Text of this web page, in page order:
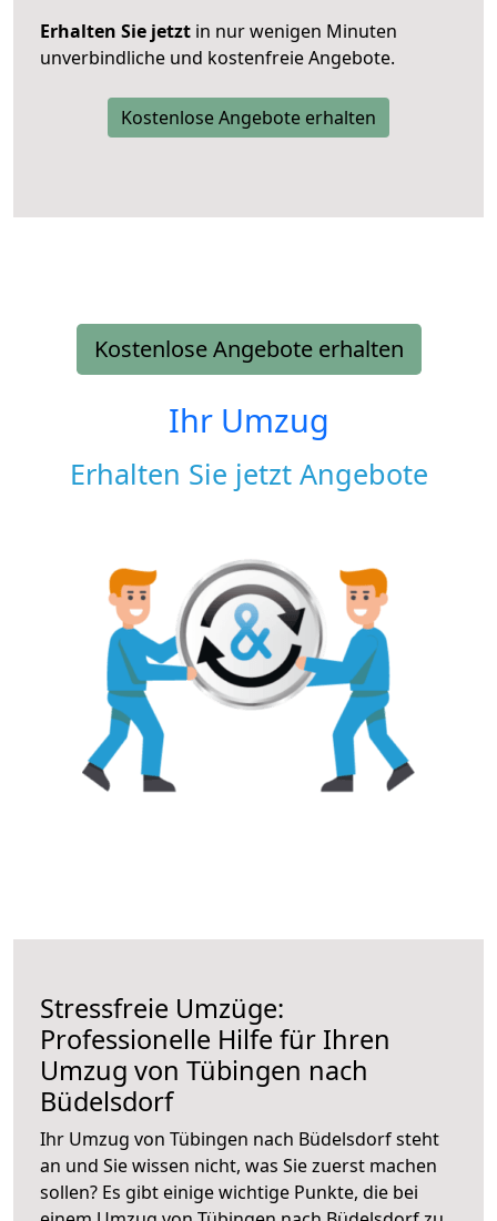
Erhalten Sie jetzt in nur wenigen Minuten
unverbindliche und kostenfreie Angebote.
Kostenlose Angebote erhalten
Kostenlose Angebote erhalten
Ihr Umzug
Erhalten Sie jetzt Angebote
Stressfreie Umzüge:
Professionelle Hilfe für Ihren
Umzug von Tübingen nach
Büdelsdorf
Ihr Umzug von Tübingen nach Büdelsdorf steht
an und Sie wissen nicht, was Sie zuerst machen
sollen? Es gibt einige wichtige Punkte, die bei